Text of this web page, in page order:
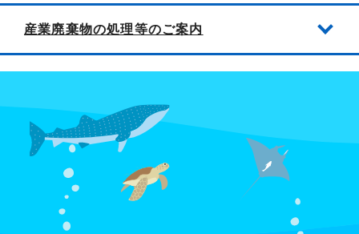
産業廃棄物の処理等のご案内